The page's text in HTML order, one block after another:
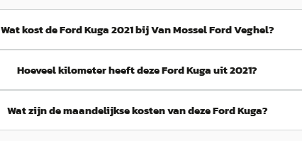
Wat kost de Ford Kuga 2021 bij Van Mossel Ford Veghel?
Hoeveel kilometer heeft deze Ford Kuga uit 2021?
Wat zijn de maandelijkse kosten van deze Ford Kuga?